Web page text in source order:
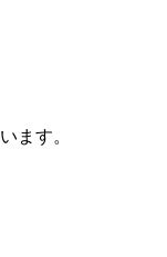
ます。